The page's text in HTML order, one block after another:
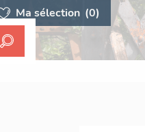
Ma sélection (0)